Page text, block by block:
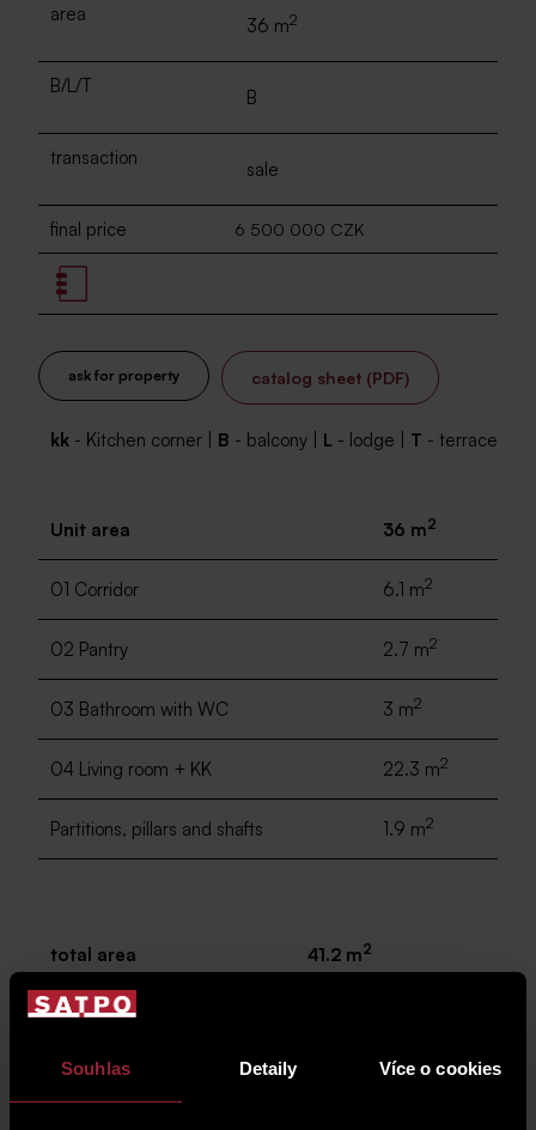
Souhlas Detaily Více o cookies
area
36 m2
B/L/T
B
transaction
sale
final price 6 500 000 CZK
ask for property catalog sheet (PDF)
kk - Kitchen corner | B - balcony | L - lodge | T - terrace
Unit area 36 m2
01 Corridor 6.1 m2
02 Pantry 2.7 m2
03 Bathroom with WC 3 m2
04 Living room + KK 22.3 m2
Partitions, pillars and shafts 1.9 m2
total area 41.2 m2
05 balcony